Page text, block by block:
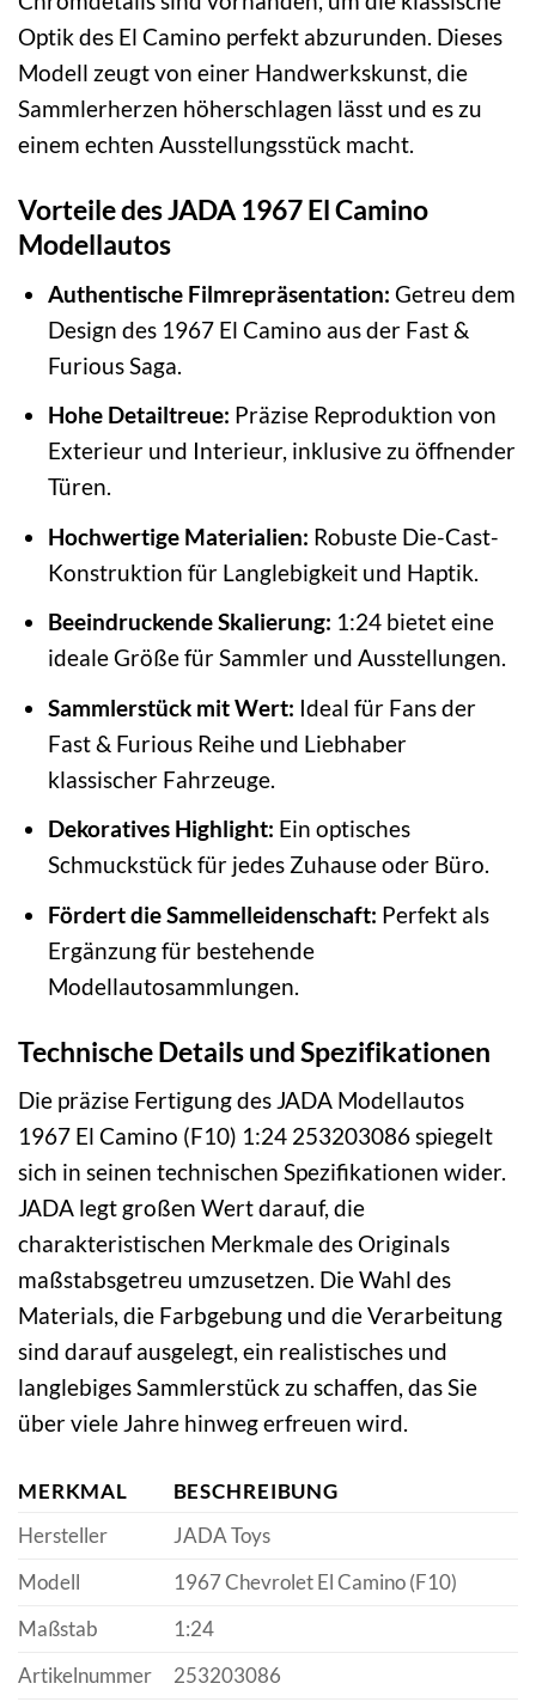
Optik des El Camino perfekt abzurunden. Dieses
Modell zeugt von einer Handwerkskunst, die
Sammlerherzen höherschlagen lässt und es zu
einem echten Ausstellungsstück macht.
Vorteile des JADA 1967 El Camino
Modellautos
Authentische Filmrepräsentation: Getreu dem
Design des 1967 El Camino aus der Fast &
Furious Saga.
Hohe Detailtreue: Präzise Reproduktion von
Exterieur und Interieur, inklusive zu öffnender
Türen.
Hochwertige Materialien: Robuste Die-Cast-
Konstruktion für Langlebigkeit und Haptik.
Beeindruckende Skalierung: 1:24 bietet eine
ideale Größe für Sammler und Ausstellungen.
Sammlerstück mit Wert: Ideal für Fans der
Fast & Furious Reihe und Liebhaber
klassischer Fahrzeuge.
Dekoratives Highlight: Ein optisches
Schmuckstück für jedes Zuhause oder Büro.
Fördert die Sammelleidenschaft: Perfekt als
Ergänzung für bestehende
Modellautosammlungen.
Technische Details und Spezifikationen
Die präzise Fertigung des JADA Modellautos
1967 El Camino (F10) 1:24 253203086 spiegelt
sich in seinen technischen Spezifikationen wider.
JADA legt großen Wert darauf, die
charakteristischen Merkmale des Originals
maßstabsgetreu umzusetzen. Die Wahl des
Materials, die Farbgebung und die Verarbeitung
sind darauf ausgelegt, ein realistisches und
langlebiges Sammlerstück zu schaffen, das Sie
über viele Jahre hinweg erfreuen wird.
MERKMAL
BESCHREIBUNG
Hersteller
JADA Toys
Modell
1967 Chevrolet El Camino (F10)
Maßstab
1:24
Artikelnummer
253203086